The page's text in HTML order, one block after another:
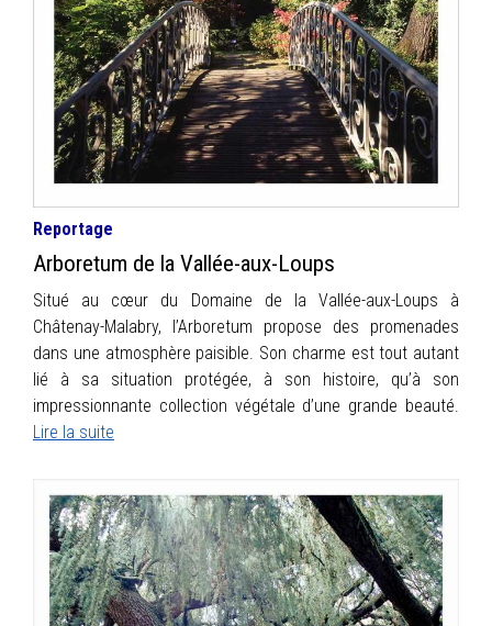
CONTACT
Reportage
Arboretum de la Vallée-aux-Loups
Situé au cœur du Domaine de la Vallée-aux-Loups à
Châtenay-Malabry, l’Arboretum propose des promenades
dans une atmosphère paisible. Son charme est tout autant
lié à sa situation protégée, à son histoire, qu’à son
impressionnante collection végétale d’une grande beauté.
Lire la suite